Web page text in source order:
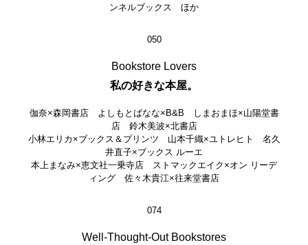
ンネルブックス ほか
050
Bookstore Lovers
私の好きな本屋。
伽奈×森岡書店 よしもとばなな×B&B しまおまほ×山陽堂書
店 鈴木美波×北書店
小林エリカ×ブックス＆プリンツ 山本千織×ユトレヒト 名久
井直子×ブックス ルーエ
本上まなみ×恵文社一乗寺店 ストマックエイク×オン リーデ
ィング 佐々木貴江×往来堂書店
074
Well-Thought-Out Bookstores